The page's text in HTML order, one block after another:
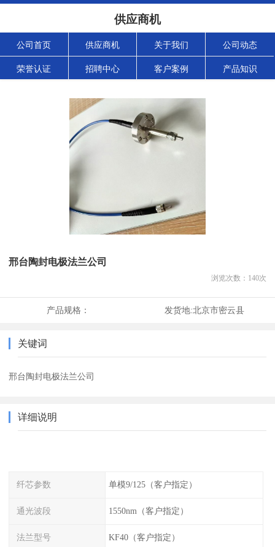
供应商机
公司首页 供应商机 关于我们 公司动态
荣誉认证 招聘中心 客户案例 产品知识
邢台陶封电极法兰公司
浏览次数： 140次
产品规格： 发货地:北京市密云县
关键词
邢台陶封电极法兰公司
详细说明
纤芯参数 单模9/125（客户指定）
通光波段 1550nm（客户指定）
法兰型号 KF40（客户指定）